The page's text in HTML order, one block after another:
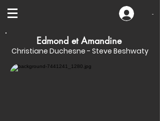
-
Edmond et Amandine
Christiane Duchesne - Steve Beshwaty